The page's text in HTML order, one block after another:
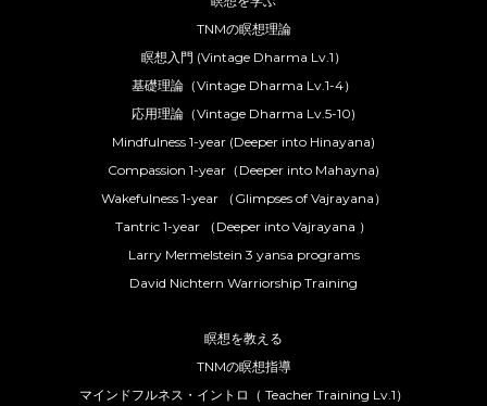
TNMの瞑想理論
瞑想入門 (Vintage Dharma Lv.1）
基礎理論（Vintage Dharma Lv.1-4）
応用理論（Vintage Dharma Lv.5-10)
Mindfulness 1-year (Deeper into Hinayana)
Compassion 1-year（Deeper into Mahayna)
Wakefulness 1-year （Glimpses of Vajrayana）
Tantric 1-year （Deeper into Vajrayana ）
Larry Mermelstein 3 yansa programs
David Nichtern Warriorship Training
瞑想を教える
TNMの瞑想指導
マインドフルネス・イントロ（ Teacher Training Lv.1）